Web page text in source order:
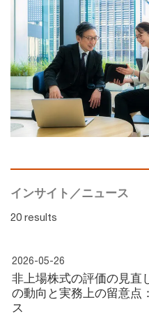
インサイト／ニュース
20 results
2026-05-26
非上場株式の評価の見
の動向と実務上の留意点
ス